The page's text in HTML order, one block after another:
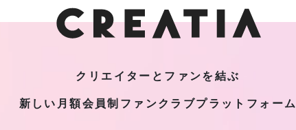
クリエイターとファンを結ぶ
新しい月額会員制 ファンクラブプラットフォーム